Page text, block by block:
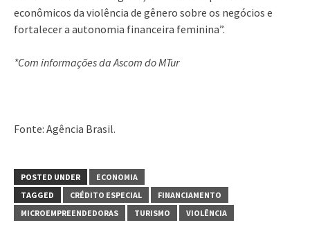
econômicos da violência de gênero sobre os negócios e
fortalecer a autonomia financeira feminina”.
*Com informações da Ascom do MTur
Fonte: Agência Brasil.
POSTED UNDER
ECONOMIA
TAGGED
CRÉDITO ESPECIAL
FINANCIAMENTO
MICROEMPREENDEDORAS
TURISMO VIOLÊNCIA